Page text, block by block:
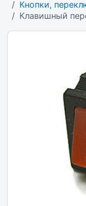
Кнопки,
Клавишный